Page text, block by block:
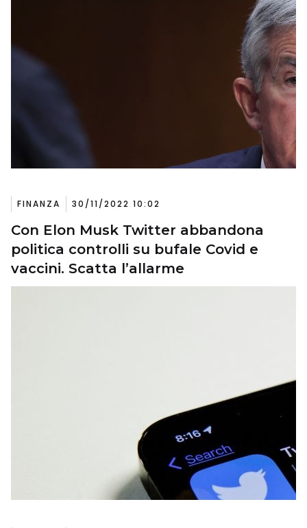
FINANZA 30/11/2022 10:02
Con Elon Musk Twitter abbandona
politica controlli su bufale Covid e
vaccini. Scatta l’allarme